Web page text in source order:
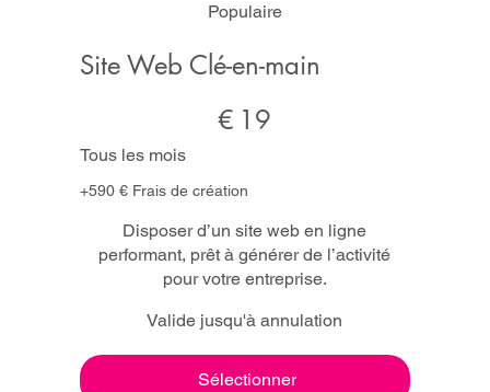
Populaire
Site Web Clé-en-main
€ 19
Tous les mois
+590 € Frais de création
Disposer d’un site web en ligne
performant, prêt à générer de l’activité
pour votre entreprise.
Valide jusqu'à annulation
Sélectionner